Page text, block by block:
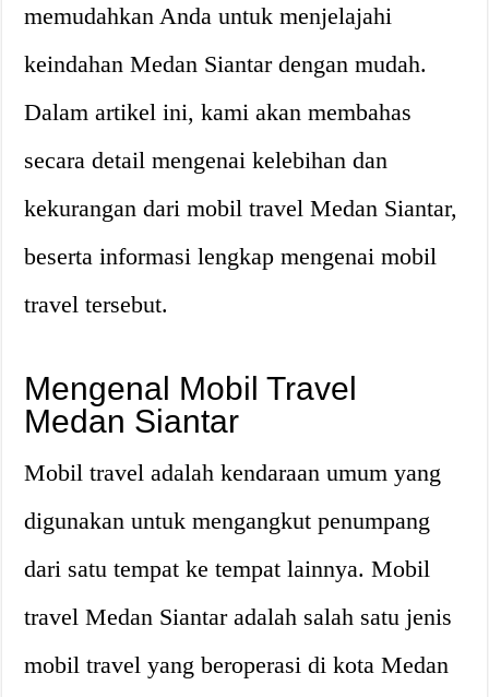
memudahkan Anda untuk menjelajahi
keindahan Medan Siantar dengan mudah.
Dalam artikel ini, kami akan membahas
secara detail mengenai kelebihan dan
kekurangan dari mobil travel Medan Siantar,
beserta informasi lengkap mengenai mobil
travel tersebut.
Mengenal Mobil Travel
Medan Siantar
Mobil travel adalah kendaraan umum yang
digunakan untuk mengangkut penumpang
dari satu tempat ke tempat lainnya. Mobil
travel Medan Siantar adalah salah satu jenis
mobil travel yang beroperasi di kota Medan